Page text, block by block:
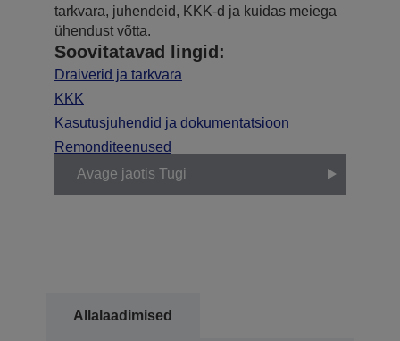
tarkvara, juhendeid, KKK-d ja kuidas meiega
ühendust võtta.
Soovitatavad lingid:
Draiverid ja tarkvara
KKK
Kasutusjuhendid ja dokumentatsioon
Remonditeenused
Avage jaotis Tugi
Allalaadimised